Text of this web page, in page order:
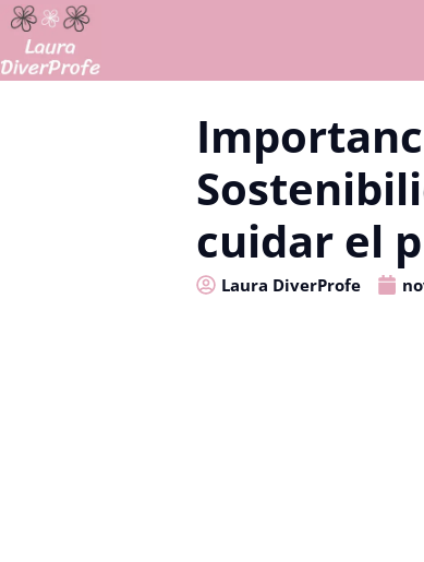
cuidar el
Laura DiverProfe